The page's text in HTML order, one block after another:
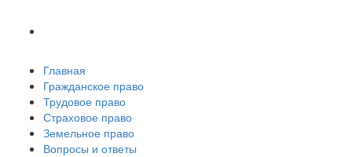
Главная
Гражданское право
Трудовое право
Страховое право
Земельное право
Вопросы и ответы